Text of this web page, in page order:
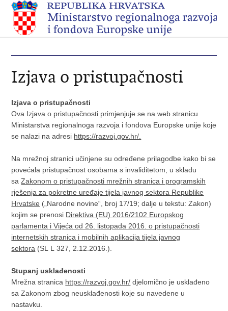
Izjava o pristupačnosti
Izjava o pristupačnosti
Ova Izjava o pristupačnosti primjenjuje se na web stranicu
Ministarstva regionalnoga razvoja i fondova Europske unije koje
se nalazi na adresi https://razvoj.gov.hr/.
Na mrežnoj stranici učinjene su određene prilagodbe kako bi se
povećala pristupačnost osobama s invaliditetom, u skladu
saZakonom o pristupačnosti mrežnih stranica i programskih
rješenja za pokretne uređaje tijela javnog sektora Republike
Hrvatske („Narodne novine“, broj 17/19; dalje u tekstu: Zakon)
kojim se prenosi Direktiva (EU) 2016/2102 Europskog
parlamenta i Vijeća od 26. listopada 2016. o pristupačnosti
internetskih stranica i mobilnih aplikacija tijela javnog
sektora (SL L 327, 2.12.2016.).
Stupanj usklađenosti
Mrežna stranica https://razvoj.gov.hr/ djelomično je usklađeno
sa Zakonom zbog neusklađenosti koje su navedene u
nastavku.